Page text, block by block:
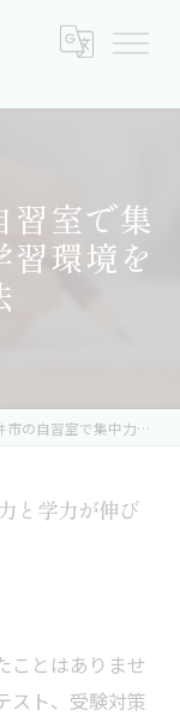
習室で集
環境を
力と学力が伸びる学習環境を実現する方法
と学力が伸び
ことはありませ
スト、受験対策